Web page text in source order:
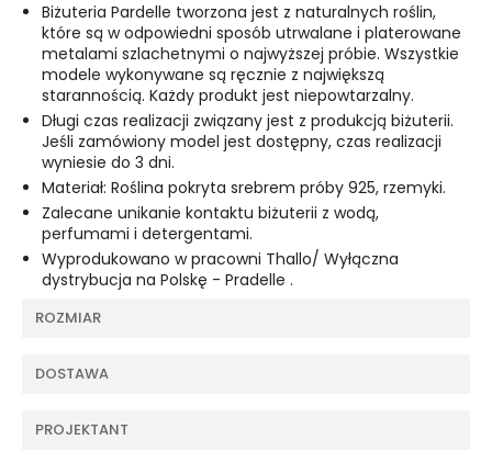
Biżuteria Pardelle tworzona jest z naturalnych roślin,
które są w odpowiedni sposób utrwalane i platerowane
metalami szlachetnymi o najwyższej próbie. Wszystkie
modele wykonywane są ręcznie z największą
starannością. Każdy produkt jest niepowtarzalny.
Długi czas realizacji związany jest z produkcją biżuterii.
Jeśli zamówiony model jest dostępny, czas realizacji
wyniesie do 3 dni.
Materiał: Roślina pokryta srebrem próby 925, rzemyki.
Zalecane unikanie kontaktu biżuterii z wodą,
perfumami i detergentami.
Wyprodukowano w pracowni Thallo/ Wyłączna
dystrybucja na Polskę - Pradelle .
ROZMIAR
DOSTAWA
PROJEKTANT